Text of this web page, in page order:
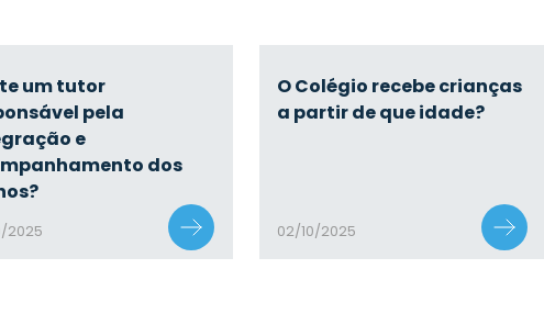
um tutor
pela
e
dos
2025
O Colégio recebe crianças
a partir de que idade?
02/10/2025